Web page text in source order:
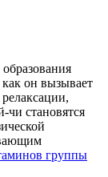
как он вызывает
чи становятся
группы